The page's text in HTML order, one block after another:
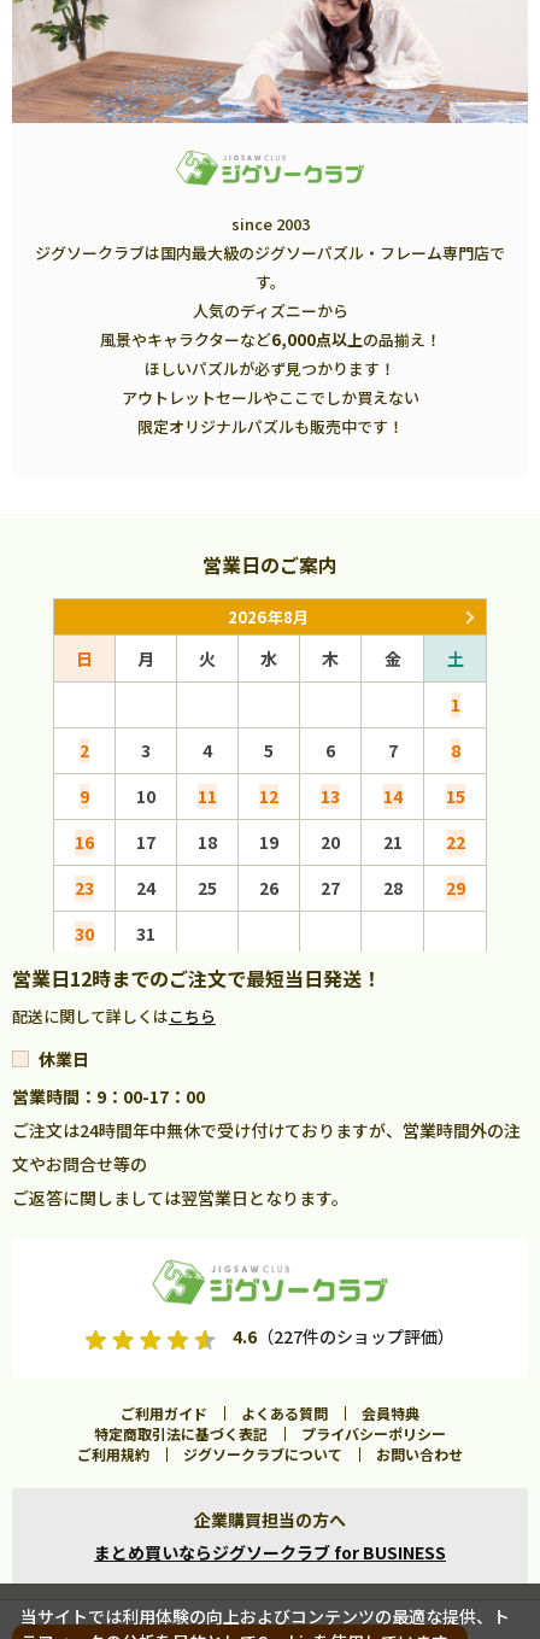
since 2003
ジグソークラブは国内最大級のジグソーパズル・フレーム専門店で
す。
人気のディズニーから
風景やキャラクターなど6,000点以上の品揃え！
ほしいパズルが必ず見つかります！
アウトレットセールやここでしか買えない
限定オリジナルパズルも販売中です！
営業日のご案内
2026年8月
日 月 火 水 木 金
土
1
2
3 4 5 6 7
8
9
10 11 12 13 14
15
16
17 18 19 20 21
22
23
24 25 26 27 28
29
30
31
営業日12時までのご注文で最短当日発送！
配送に関して詳しくはこちら
休業日
営業時間：9：00-17：00
ご注文は24時間年中無休で受け付けておりますが、営業時間外の注
文やお問合せ等の
ご返答に関しましては翌営業日となります。
4.6（227件のショップ評価）
ご利用ガイド よくある質問
会員特典
特定商取引法に基づく表記
プライバシーポリシー
ご利用規約
ジグソークラブについて お問い合わせ
企業購買担当の方へ
まとめ買いならジグソークラブ for BUSINESS
当サイトでは利用体験の向上およびコンテンツの最適な提供、ト